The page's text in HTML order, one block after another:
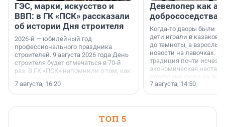
ГЭС, марки, искусство и
ВВП: в ГК «ПСК» рассказали
об истории Дня строителя
2026-й — юбилейный год
профессионального праздника
строителей. 9 августа 2026 года День
строителя будет отмечаться в 70-й
раз. В ГК «ПСК» напомнили о том, как
поменялась роль строительства.
7 августа, 16:20
Девелопер как
добрососедства
Когда-то дворы были
дети играли в казаков-
до темноты, а
новости на лавочках. В
традиция почти
экономическая
отсутствие ухода за
сделали своё дело.
7 августа, 14:50
ТОП 5